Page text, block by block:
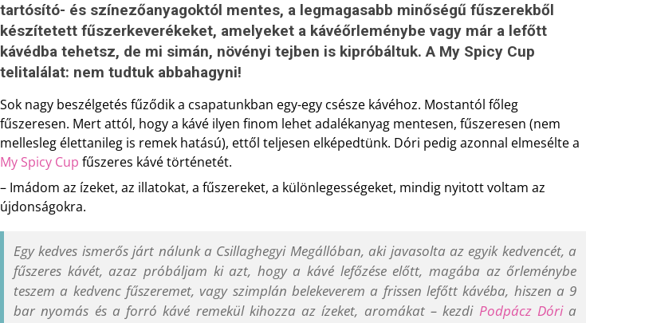
tartósító- és színezőanyagoktól mentes, a legmagasabb minőségű fűszerekből
készítetett fűszerkeverékeket, amelyeket a kávéőrleménybe vagy már a lefőtt
kávédba tehetsz, de mi simán, növényi tejben is kipróbáltuk. A My Spicy Cup
telitalálat: nem tudtuk abbahagyni!
Sok nagy beszélgetés fűződik a csapatunkban egy-egy csésze kávéhoz. Mostantól főleg
fűszeresen. Mert attól, hogy a kávé ilyen finom lehet adalékanyag mentesen, fűszeresen (nem
mellesleg élettanileg is remek hatású), ettől teljesen elképedtünk. Dóri pedig azonnal elmesélte a
My Spicy Cup fűszeres kávé történetét.
– Imádom az ízeket, az illatokat, a fűszereket, a különlegességeket, mindig nyitott voltam az
újdonságokra.
Egy kedves ismerős járt nálunk a Csillaghegyi Megállóban, aki javasolta az egyik kedvencét, a
fűszeres kávét, azaz próbáljam ki azt, hogy a kávé lefőzése előtt, magába az őrleménybe
teszem a kedvenc fűszeremet, vagy szimplán belekeverem a frissen lefőtt kávéba, hiszen a 9
bar nyomás és a forró kávé remekül kihozza az ízeket, aromákat – kezdi Podpácz Dória